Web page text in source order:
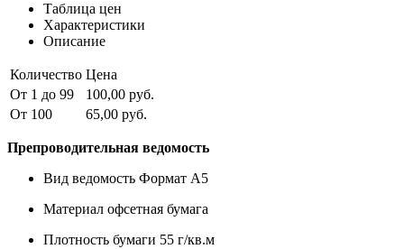
Таблица цен
Характеристики
Описание
Количество Цена
От 1 до 99
100,00 руб.
От 100
65,00 руб.
Препроводительная ведомость
Вид ведомость Формат А5
Материал офсетная бумага
Плотность бумаги 55 г/кв.м